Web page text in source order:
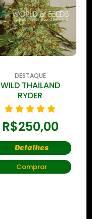
DESTAQUE
WILD THAILAND
RYDER
R$250,00
Detalhes
Comprar